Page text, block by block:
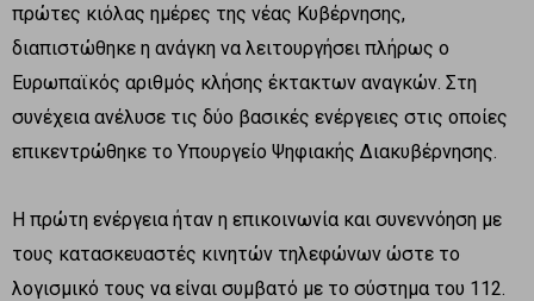
πρώτες κιόλας ημέρες της νέας Κυβέρνησης,
διαπιστώθηκε η ανάγκη να λειτουργήσει πλήρως ο
Ευρωπαϊκός αριθμός κλήσης έκτακτων αναγκών. Στη
συνέχεια ανέλυσε τις δύο βασικές ενέργειες στις οποίες
επικεντρώθηκε το Υπουργείο Ψηφιακής Διακυβέρνησης.
Η πρώτη ενέργεια ήταν η επικοινωνία και συνεννόηση με
τους κατασκευαστές κινητών τηλεφώνων ώστε το
λογισμικό τους να είναι συμβατό με το σύστημα του 112.